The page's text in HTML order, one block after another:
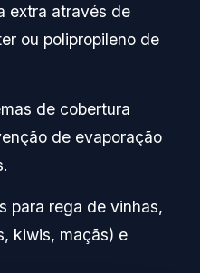
extra através de
ou polipropileno de
de cobertura
de evaporação
para rega de vinhas,
kiwis, maçãs) e